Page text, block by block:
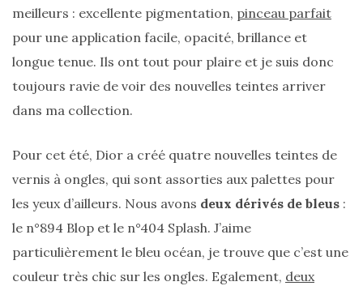
meilleurs : excellente pigmentation, pinceau parfait
pour une application facile, opacité, brillance et
longue tenue. Ils ont tout pour plaire et je suis donc
toujours ravie de voir des nouvelles teintes arriver
dans ma collection.
Pour cet été, Dior a créé quatre nouvelles teintes de
vernis à ongles, qui sont assorties aux palettes pour
les yeux d’ailleurs. Nous avons deux dérivés de bleus :
le n°894 Blop et le n°404 Splash. J’aime
particulièrement le bleu océan, je trouve que c’est une
couleur très chic sur les ongles. Egalement, deux